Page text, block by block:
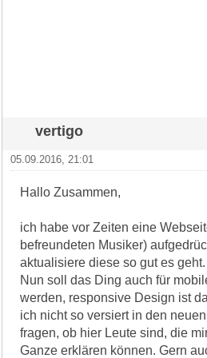
vertigo
05.09.2016, 21:01
Hallo Zusammen,
ich habe vor Zeiten eine
befreundeten Musiker)
aktualisiere diese so gut es geht.
Nun soll das Ding auch für
werden, responsive Design ist
ich nicht so versiert in den
fragen, ob hier Leute sind, die
Ganze erklären können. Gern